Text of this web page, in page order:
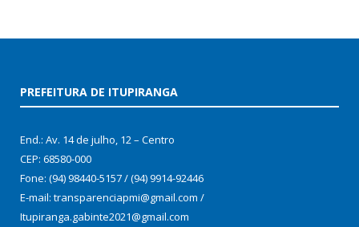
PREFEITURA DE ITUPIRANGA
End.: Av. 14 de julho, 12 – Centro
CEP: 68580-000
Fone: (94) 98440-5157 / (94) 9914-92446
E-mail: transparenciapmi@gmail.com /
Itupiranga.gabinte2021@gmail.com